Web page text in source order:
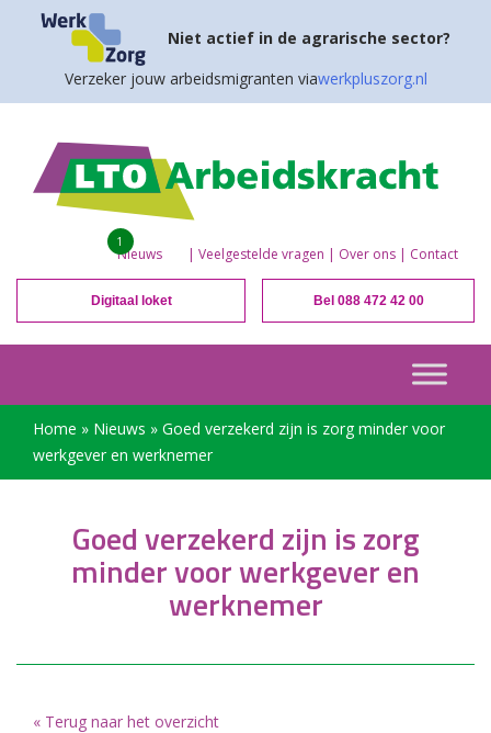
Niet actief in de agrarische sector?
Verzeker jouw arbeidsmigranten viawerkpluszorg.nl
Nieuws
1
| Veelgestelde vragen | Over ons | Contact
Digitaal loket Bel 088 472 42 00
Home » Nieuws » Goed verzekerd zijn is zorg minder voor
werkgever en werknemer
Goed verzekerd zijn is zorg
minder voor werkgever en
werknemer
« Terug naar het overzicht